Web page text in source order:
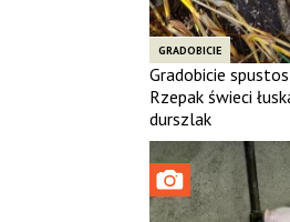
GRADOBICIE
Gradobicie
Rzepak świeci
durszlak